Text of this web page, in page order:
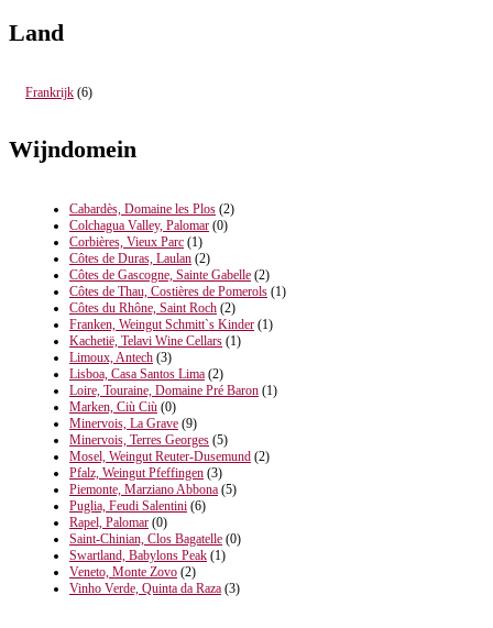
Land
Frankrijk (6)
Wijndomein
Cabardès, Domaine les Plos (2)
Colchagua Valley, Palomar (0)
Corbières, Vieux Parc (1)
Côtes de Duras, Laulan (2)
Côtes de Gascogne, Sainte Gabelle (2)
Côtes de Thau, Costières de Pomerols (1)
Côtes du Rhône, Saint Roch (2)
Franken, Weingut Schmitt`s Kinder (1)
Kachetië, Telavi Wine Cellars (1)
Limoux, Antech (3)
Lisboa, Casa Santos Lima (2)
Loire, Touraine, Domaine Pré Baron (1)
Marken, Ciù Ciù (0)
Minervois, La Grave (9)
Minervois, Terres Georges (5)
Mosel, Weingut Reuter-Dusemund (2)
Pfalz, Weingut Pfeffingen (3)
Piemonte, Marziano Abbona (5)
Puglia, Feudi Salentini (6)
Rapel, Palomar (0)
Saint-Chinian, Clos Bagatelle (0)
Swartland, Babylons Peak (1)
Veneto, Monte Zovo (2)
Vinho Verde, Quinta da Raza (3)